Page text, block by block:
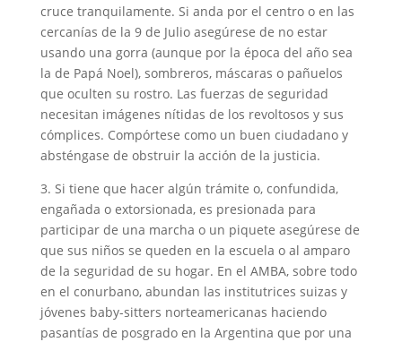
cruce tranquilamente. Si anda por el centro o en las
cercanías de la 9 de Julio asegúrese de no estar
usando una gorra (aunque por la época del año sea
la de Papá Noel), sombreros, máscaras o pañuelos
que oculten su rostro. Las fuerzas de seguridad
necesitan imágenes nítidas de los revoltosos y sus
cómplices. Compórtese como un buen ciudadano y
absténgase de obstruir la acción de la justicia.
3. Si tiene que hacer algún trámite o, confundida,
engañada o extorsionada, es presionada para
participar de una marcha o un piquete asegúrese de
que sus niños se queden en la escuela o al amparo
de la seguridad de su hogar. En el AMBA, sobre todo
en el conurbano, abundan las institutrices suizas y
jóvenes baby-sitters norteamericanas haciendo
pasantías de posgrado en la Argentina que por una